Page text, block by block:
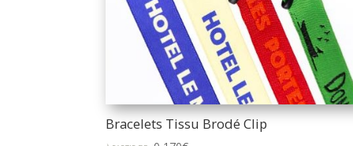
Bracelets Tissu Brodé Clip